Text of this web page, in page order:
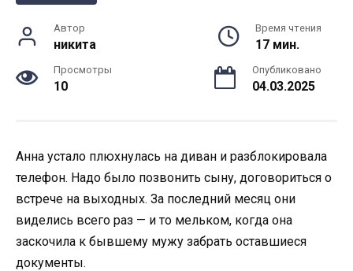
Автор
никита
Время чтения
17 мин.
Просмотры
10
Опубликовано
04.03.2025
Анна устало плюхнулась на диван и разблокировала
телефон. Надо было позвонить сыну, договориться о
встрече на выходных. За последний месяц они
виделись всего раз — и то мельком, когда она
заскочила к бывшему мужу забрать оставшиеся
документы.